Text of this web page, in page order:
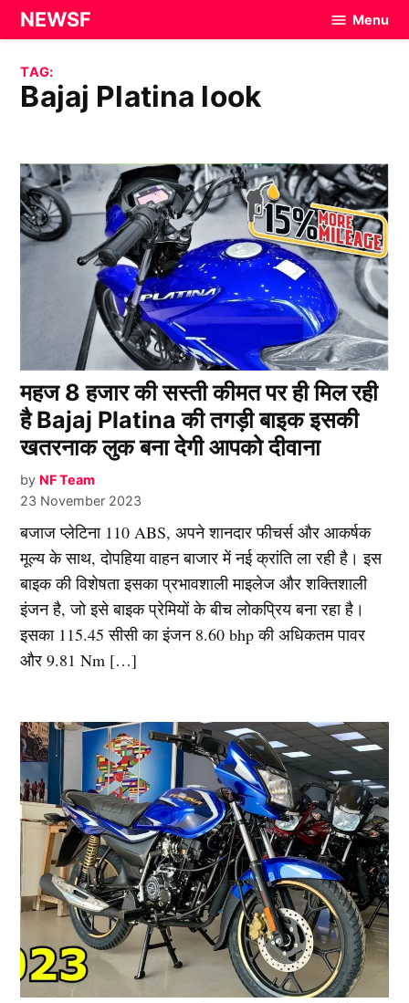
Skip
to
content
NEWSF Menu
TAG:
Bajaj Platina look
महज 8 हजार की सस्ती कीमत पर ही मिल रही
है Bajaj Platina की तगड़ी बाइक इसकी
खतरनाक लुक बना देगी आपको दीवाना
by NF Team
23 November 2023
बजाज प्लेटिना 110 ABS, अपने शानदार फीचर्स और आकर्षक
मूल्य के साथ, दोपहिया वाहन बाजार में नई क्रांति ला रही है। इस
बाइक की विशेषता इसका प्रभावशाली माइलेज और शक्तिशाली
इंजन है, जो इसे बाइक प्रेमियों के बीच लोकप्रिय बना रहा है।
इसका 115.45 सीसी का इंजन 8.60 bhp की अधिकतम पावर
और 9.81 Nm […]